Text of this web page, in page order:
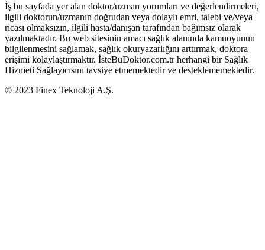
İş bu sayfada yer alan doktor/uzman yorumları ve değerlendirmeleri,
ilgili doktorun/uzmanın doğrudan veya dolaylı emri, talebi ve/veya
ricası olmaksızın, ilgili hasta/danışan tarafından bağımsız olarak
yazılmaktadır. Bu web sitesinin amacı sağlık alanında kamuoyunun
bilgilenmesini sağlamak, sağlık okuryazarlığını arttırmak, doktora
erişimi kolaylaştırmaktır. İsteBuDoktor.com.tr herhangi bir Sağlık
Hizmeti Sağlayıcısını tavsiye etmemektedir ve desteklememektedir.
© 2023 Finex Teknoloji A.Ş.